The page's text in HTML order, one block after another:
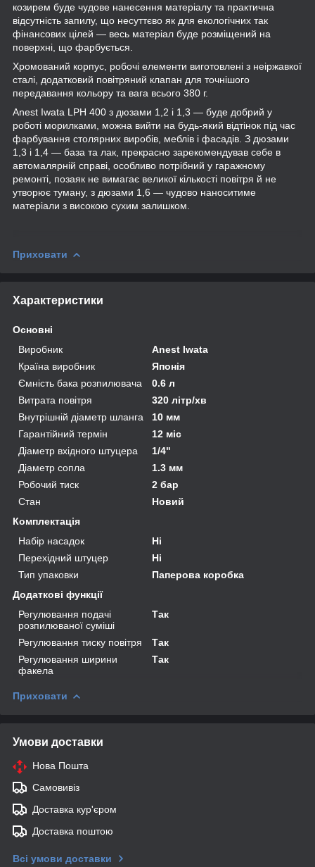
козирем буде чудове нанесення матеріалу та практична
відсутність запилу, що несуттєво як для екологічних так
фінансових цілей — весь матеріал буде розміщений на
поверхні, що фарбується.
Хромований корпус, робочі елементи виготовлені з неіржавкої
сталі, додатковий повітряний клапан для точнішого
передавання кольору та вага всього 380 г.
Anest Iwata LPH 400 з дюзами 1,2 і 1,3 — буде добрий у
роботі морилками, можна вийти на будь-який відтінок під час
фарбування столярних виробів, меблів і фасадів. З дюзами
1,3 і 1,4 — база та лак, прекрасно зарекомендував себе в
автомалярній справі, особливо потрібний у гаражному
ремонті, позаяк не вимагає великої кількості повітря й не
утворює туману, з дюзами 1,6 — чудово наноситиме
матеріали з високою сухим залишком.
Приховати
Характеристики
Основні
Виробник
Anest Iwata
Країна виробник
Японія
Ємність бака розпилювача
0.6 л
Витрата повітря
320 літр/хв
Внутрішній діаметр шланга
10 мм
Гарантійний термін
12 міс
Діаметр вхідного штуцера
1/4"
Діаметр сопла
1.3 мм
Робочий тиск
2 бар
Стан
Новий
Комплектація
Набір насадок
Ні
Перехідний штуцер
Ні
Тип упаковки
Паперова коробка
Додаткові функції
Регулювання подачі
розпилюваної суміші
Так
Регулювання тиску повітря
Так
Регулювання ширини
факела
Так
Приховати
Умови доставки
Нова Пошта
Самовивіз
Доставка кур'єром
Доставка поштою
Всі умови доставки